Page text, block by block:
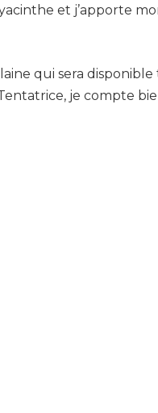
et j’apporte
qui sera
je compte